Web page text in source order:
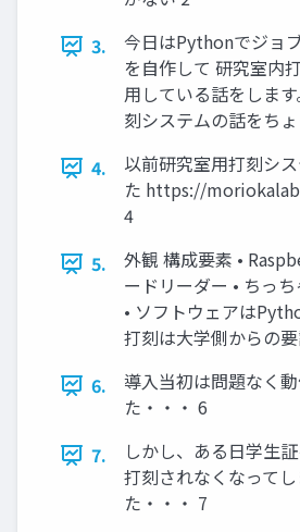
3.
今日はPythonでジョ
を自作して 研究室内
用している話をしま
刻システムの話をち
4.
以前研究室用打刻シ
た https://
4
5.
外観 構成要素 •
ードリーダー • ちっ
• ソフトウェアは
打刻は大学側からの
6.
導入当初は問題なく
た・・・ 6
7.
しかし、ある日学生
打刻されなくなって
た・・・ 7